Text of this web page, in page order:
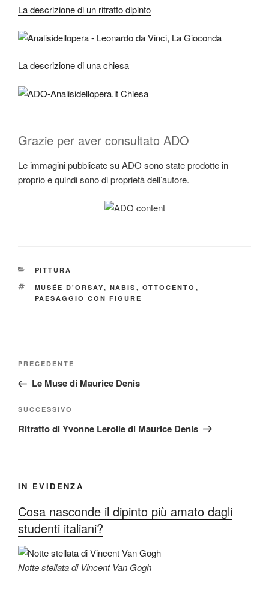
La descrizione di un ritratto dipinto
La descrizione di una chiesa
Grazie per aver consultato ADO
Le immagini pubblicate su ADO sono state prodotte in
proprio e quindi sono di proprietà dell’autore.
CATEGORIE
PITTURA
TAG
MUSÉE D'ORSAY, NABIS , OTTOCENTO ,
PAESAGGIO CON FIGURE
Navigazione
Articolo
precedente:
PRECEDENTE
Le Muse di Maurice Denis
Articolo
successivo
SUCCESSIVO
Ritratto di Yvonne Lerolle di Maurice Denis
IN EVIDENZA
Cosa nasconde il dipinto più amato dagli
studenti italiani?
Notte stellata di Vincent Van Gogh